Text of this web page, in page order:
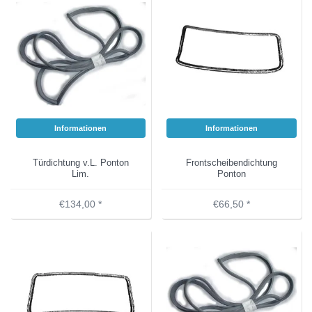
Informationen
Türdichtung v.L. Ponton
Lim.
€134,00 *
Informationen
Frontscheibendichtung
Ponton
€66,50 *